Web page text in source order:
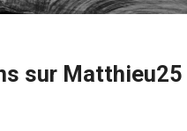
sur Matthieu25